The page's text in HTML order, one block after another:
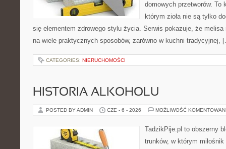
domowych przetworów. To
którym zioła nie są tylko
się elementem zdrowego stylu życia. Serwis pokazuje, że
na wiele praktycznych sposobów, zarówno w kuchni tradycyjnej,
CATEGORIES: NIERUCHOMOŚCI
HISTORIA ALKOHOLU
POSTED BY ADMIN CZE - 6 - 2026 MOŻLIWOŚĆ
TadzikPije.pl to obszerny
trunków, w którym